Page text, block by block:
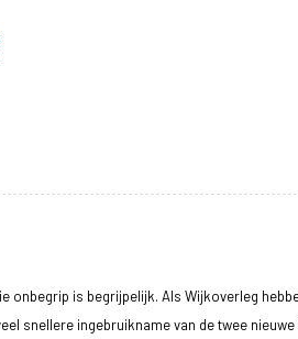
onbegrip is begrijpelijk. Als Wijkoverleg
snellere ingebruikname van de twee